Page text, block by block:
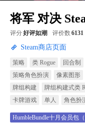
将军 对决
评分好评如潮 评价数 6131
Steam商店页面
策略 类 Rogue 回合制
策略角色扮演
像素图形
牌组构建
牌组构建式类
卡牌游戏
单人 角色扮
HumbleBundle十月会员包（